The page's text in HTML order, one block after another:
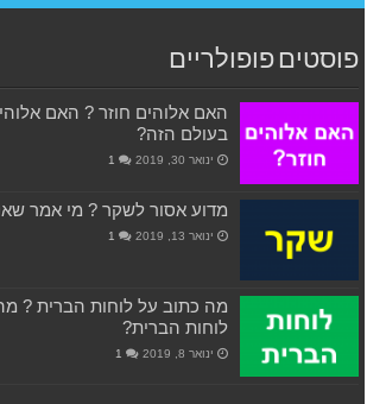
פוסטים פופולריים
האם אלוהים חוזר ? האם
בעולם הזה?
ינואר 30, 2019 1
מדוע אסור לשקר ? מי אמר
ינואר 13, 2019 1
מה כתוב על לוחות הברית ?
לוחות הברית?
ינואר 8, 2019 1